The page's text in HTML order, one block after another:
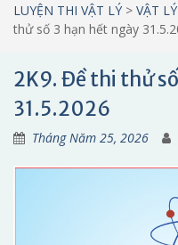
LUYỆN THI VẬT LÝ > VẬT
thử số 3 hạn hết ngày
2K9. Đề thi thử
31.5.2026
Tháng Năm 25, 2026